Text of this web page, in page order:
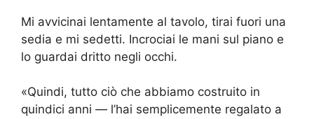
Mi avvicinai lentamente al tavolo, tirai fuori una
sedia e mi sedetti. Incrociai le mani sul piano e
lo guardai dritto negli occhi.
«Quindi, tutto ciò che abbiamo costruito in
quindici anni — l’hai semplicemente regalato a